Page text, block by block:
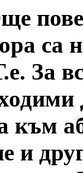
За
към
и